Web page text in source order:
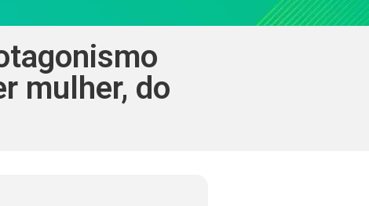
mulher, do